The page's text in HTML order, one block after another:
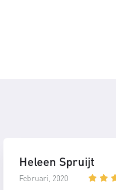
Heleen Spruijt
Februari, 2020